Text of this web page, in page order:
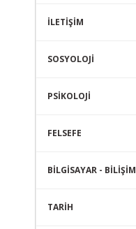
İLETİŞİM
SOSYOLOJİ
PSİKOLOJİ
FELSEFE
BİLGİSAYAR - BİLİŞİM
TARİH